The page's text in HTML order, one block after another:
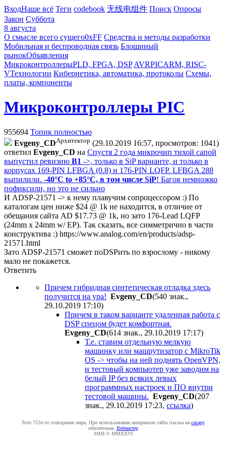
ВходНаше всё Теги codebook 无线电组件 Поиск Опросы
Закон Суббота
8 августа
О смысле всего сущего0xFF Средства и методы разработки
Мобильная и беспроводная связь Блошиный
рынокОбъявления
МикроконтроллерыPLD, FPGA, DSP AVRPICARM, RISC-
VТехнологии Кибернетика, автоматика, протоколы Схемы,
платы, компоненты
Микроконтроллеры PIC
955694 Топик полностью
Evgeny_CDАрхитектор (29.10.2019 16:57, просмотров: 1041)
ответил Evgeny_CD на Спустя 2 года микрочип тихой сапой
выпустил ревизию B1 ->, только в SiP варианте, и только в
корпусах 169-PIN LFBGA (0.8) и 176-PIN LQFP. LFBGA 288
выпилили. -40°C to +85°C, в том числе SiP! Багов немножко
пофиксили, но это не сильно
И ADSP-21571 -> к нему плавучим сопроцессором :) По
каталогам цен ниже $24 @ 1k не находится, в отличие от
обещания сайта AD $17.73 @ 1k, но зато 176-Lead LQFP
(24mm x 24mm w/ EP). Так сказать, все симметрично в части
конструктива :) https://www.analog.com/en/products/adsp-
21571.html
Зато ADSP-21571 сможет поDSPить по взрослому - никому
мало не покажется.
Ответить
Причем гибридная синтетическая отладка здесь
получится на ура! Evgeny_CD(540 знак.,
29.10.2019 17:10)
Причем в таком варианте удаленная работа с
DSP спецом будет комфортная.
Evgeny_CD(614 знак., 29.10.2019 17:17)
Т.е. ставим отдельную мелкую
машинку или машрутизатор с MikroTik
OS -> чтобы на ней поднять OpenVPN,
и тестовый компьютер уже заводим на
белый IP без всяких левых
программных настроек и ПО внутри
тестовой машины. Evgeny_CD(207
знак., 29.10.2019 17:23, ссылка)
Лето 7534 от сотворения мира. При использовании материалов сайта ссылка на caxapу
обязательна. Вебмастер
MMI © MMXXVI